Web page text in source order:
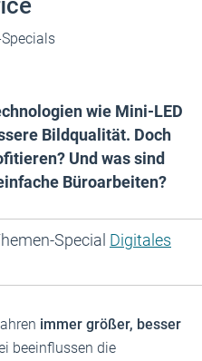
wie Mini-LED
Bildqualität. Doch
Und was sind
Büroarbeiten?
Special Digitales
immer größer, besser
beeinflussen die